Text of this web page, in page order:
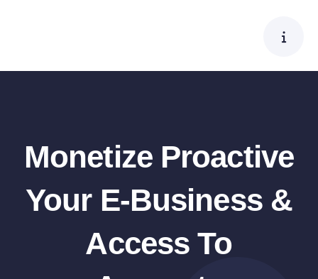
Monetize Proactive
Your E-Business &
Access To